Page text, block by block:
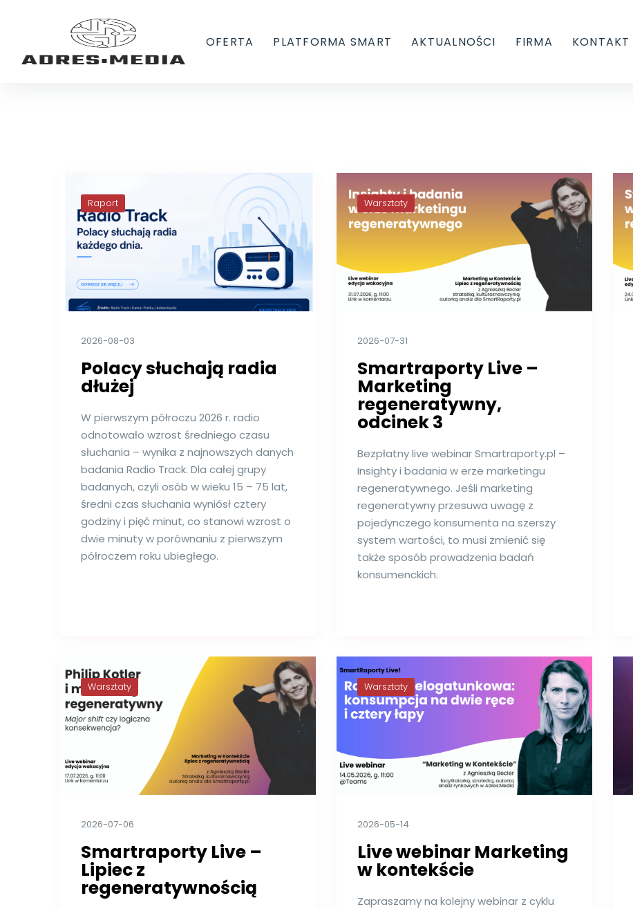
OFERTA PLATFORMA SMART AKTUALNOŚCI FIRMA KONTAKT
Raport
2026-08-03
Polacy słuchają radia
dłużej
W pierwszym półroczu 2026 r. radio
odnotowało wzrost średniego czasu
słuchania – wynika z najnowszych danych
badania Radio Track. Dla całej grupy
badanych, czyli osób w wieku 15 – 75 lat,
średni czas słuchania wyniósł cztery
godziny i pięć minut, co stanowi wzrost o
dwie minuty w porównaniu z pierwszym
półroczem roku ubiegłego.
Warsztaty
2026-07-31
Smartraporty Live –
Marketing
regeneratywny,
odcinek 3
Bezpłatny live webinar Smartraporty.pl –
Insighty i badania w erze marketingu
regeneratywnego. Jeśli marketing
regeneratywny przesuwa uwagę z
pojedynczego konsumenta na szerszy
system wartości, to musi zmienić się
także sposób prowadzenia badań
konsumenckich.
Warsztaty
2026-07-06
Smartraporty Live –
Lipiec z
regeneratywnością
Warsztaty
2026-05-14
Live webinar Marketing
w kontekście
Zapraszamy na kolejny webinar z cyklu